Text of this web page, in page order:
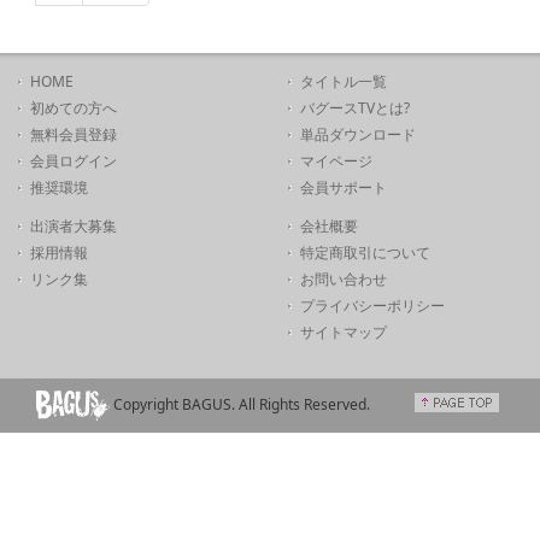
HOME
初めての方へ
無料会員登録
会員ログイン
推奨環境
タイトル一覧
バグースTVとは?
単品ダウンロード
マイページ
会員サポート
出演者大募集
採用情報
リンク集
会社概要
特定商取引について
お問い合わせ
プライバシーポリシー
サイトマップ
Copyright BAGUS. All Rights Reserved.